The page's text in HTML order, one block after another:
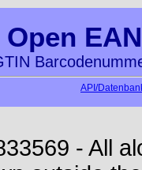
Open
API/
- All